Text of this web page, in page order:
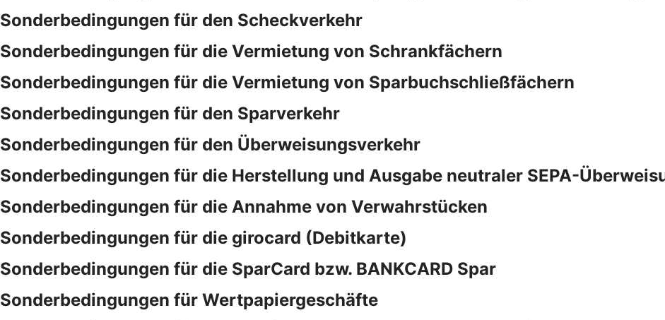
Sonderbedingungen für den Scheckverkehr
Sonderbedingungen für die Vermietung von Schrankfächern
Sonderbedingungen für die Vermietung von Sparbuchschließfächern
Sonderbedingungen für den Sparverkehr
Sonderbedingungen für den Überweisungsverkehr
Sonderbedingungen für die Herstellung und Ausgabe neutraler SEPA-
Sonderbedingungen für die Annahme von Verwahrstücken
Sonderbedingungen für die girocard (Debitkarte)
Sonderbedingungen für die SparCard bzw. BANKCARD Spar
Sonderbedingungen für Wertpapiergeschäfte